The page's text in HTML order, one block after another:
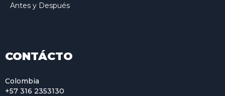
Antes y Después
CONTÁCTO
Colombia
+57 316 2353130